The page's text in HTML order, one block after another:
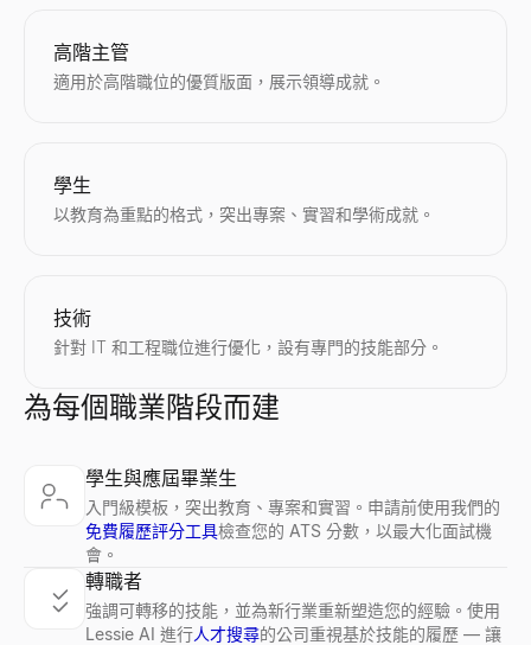
高階主管
適用於高階職位的優質版面，展示領導成就。
學生
以教育為重點的格式，突出專案、實習和學術成就。
技術
針對 IT 和工程職位進行優化，設有專門的技能部分。
為每個職業階段而建
學生與應屆畢業生
入門級模板，突出教育、專案和實習。申請前使用我們的
免費履歷評分工具檢查您的 ATS 分數，以最大化面試機
會。
轉職者
強調可轉移的技能，並為新行業重新塑造您的經驗。使用
Lessie AI 進行人才搜尋的公司重視基於技能的履歷 — 讓